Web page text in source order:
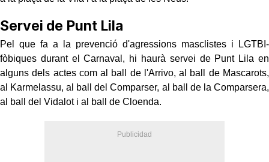
Servei de Punt Lila
Pel que fa a la prevenció d'agressions masclistes i LGTBI-
fòbiques durant el Carnaval, hi haurà servei de Punt Lila en
alguns dels actes com al ball de l'Arrivo, al ball de Mascarots,
al Karmelassu, al ball del Comparser, al ball de la Comparsera,
al ball del Vidalot i al ball de Cloenda.